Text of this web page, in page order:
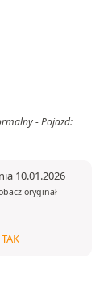
- Pojazd:
10.01.2026
oryginał
TAK